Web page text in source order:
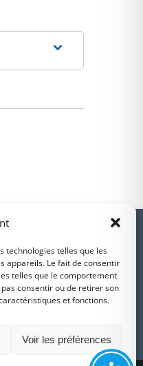
technologies telles que les
appareils. Le fait de consentir
telles que le comportement
consentir ou de retirer son
et fonctions.
Voir les préférences
Suivez-nous sur